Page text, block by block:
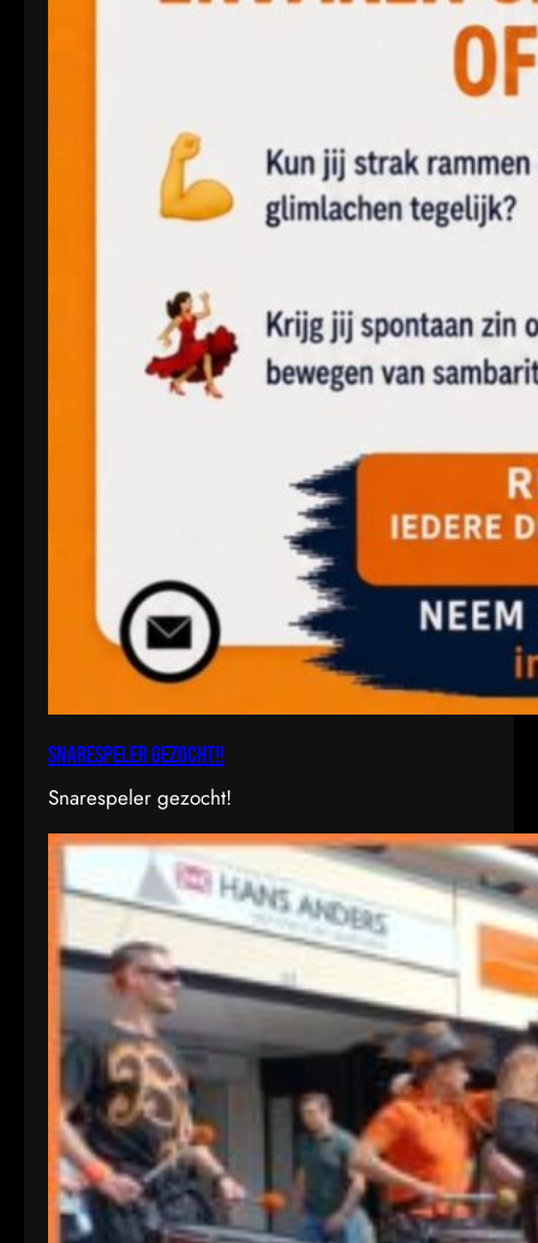
Snarespeler gezocht!!
Snarespeler gezocht!